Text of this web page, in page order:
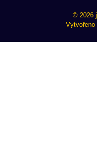
© 2026
Vytvořeno